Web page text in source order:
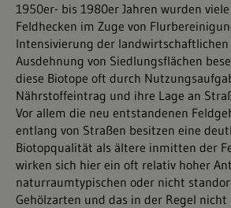
1950er- bis 1980er Jahren wurden
Feldhecken im Zuge von
Intensivierung der
Ausdehnung von Siedlungsflächen
diese Biotope oft durch
Nährstoffeintrag und ihre Lage an
Vor allem die neu entstandenen
entlang von Straßen besitzen eine
Biotopqualität als ältere inmitten der
wirken sich hier ein oft relativ hoher
naturraumtypischen oder nicht
Gehölzarten und das in der Regel nicht